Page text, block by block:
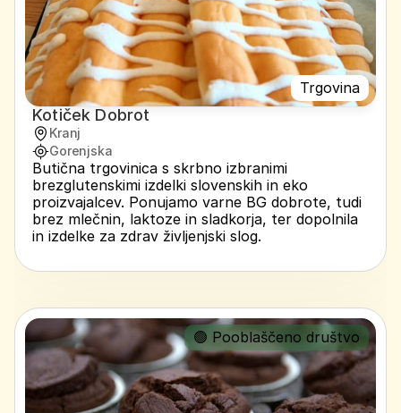
Trgovina
Kotiček Dobrot
Kranj
Gorenjska
Butična trgovinica s skrbno izbranimi
brezglutenskimi izdelki slovenskih in eko
proizvajalcev. Ponujamo varne BG dobrote, tudi
brez mlečnin, laktoze in sladkorja, ter dopolnila
in izdelke za zdrav življenjski slog.
🟢 Pooblaščeno društvo